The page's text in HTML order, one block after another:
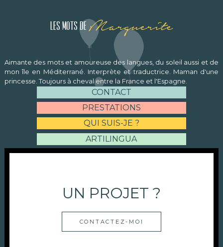
Les mots de Marguerite
Aimante des mots et amoureuse des langues, du soleil aussi et de
mon île en Méditerrané. Interprète et traductrice. Maman d'une
princesse. Toujours à cheval entre la France et l'Espagne.
CONTACT
PRESTATIONS
QUI SUIS-JE ?
ARTILINGUA
UN PROJET ?
CONTACTEZ-MOI